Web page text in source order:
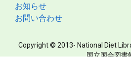
お知らせ
お問い合わせ
Copyright © 2013- National Diet